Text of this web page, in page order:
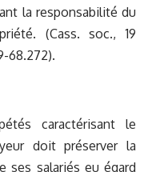
la responsabilité du
(Cass. soc., 19
68.272).
caractérisant le
doit préserver la
ses salariés eu égard